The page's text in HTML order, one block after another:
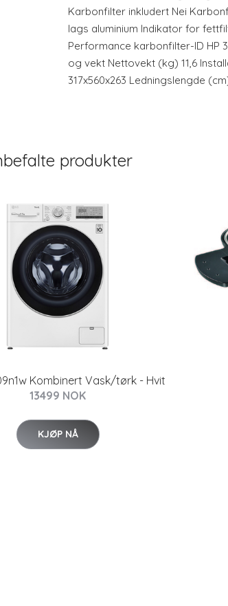
Karbonfilter inkludert Nei
lags aluminium Indikator for
Performance karbonfilter-ID HP
og vekt Nettovekt (kg) 11,6
317x560x263 Ledningslengde
produkter
Kombinert Vask/tørk - Hvit
13499 NOK
KJØP NÅ